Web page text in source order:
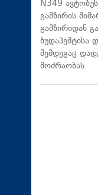
N349
გამზირის
გამზირიდან
ბუდაპეშტისა
შემდეგაც
მოძრაობას.